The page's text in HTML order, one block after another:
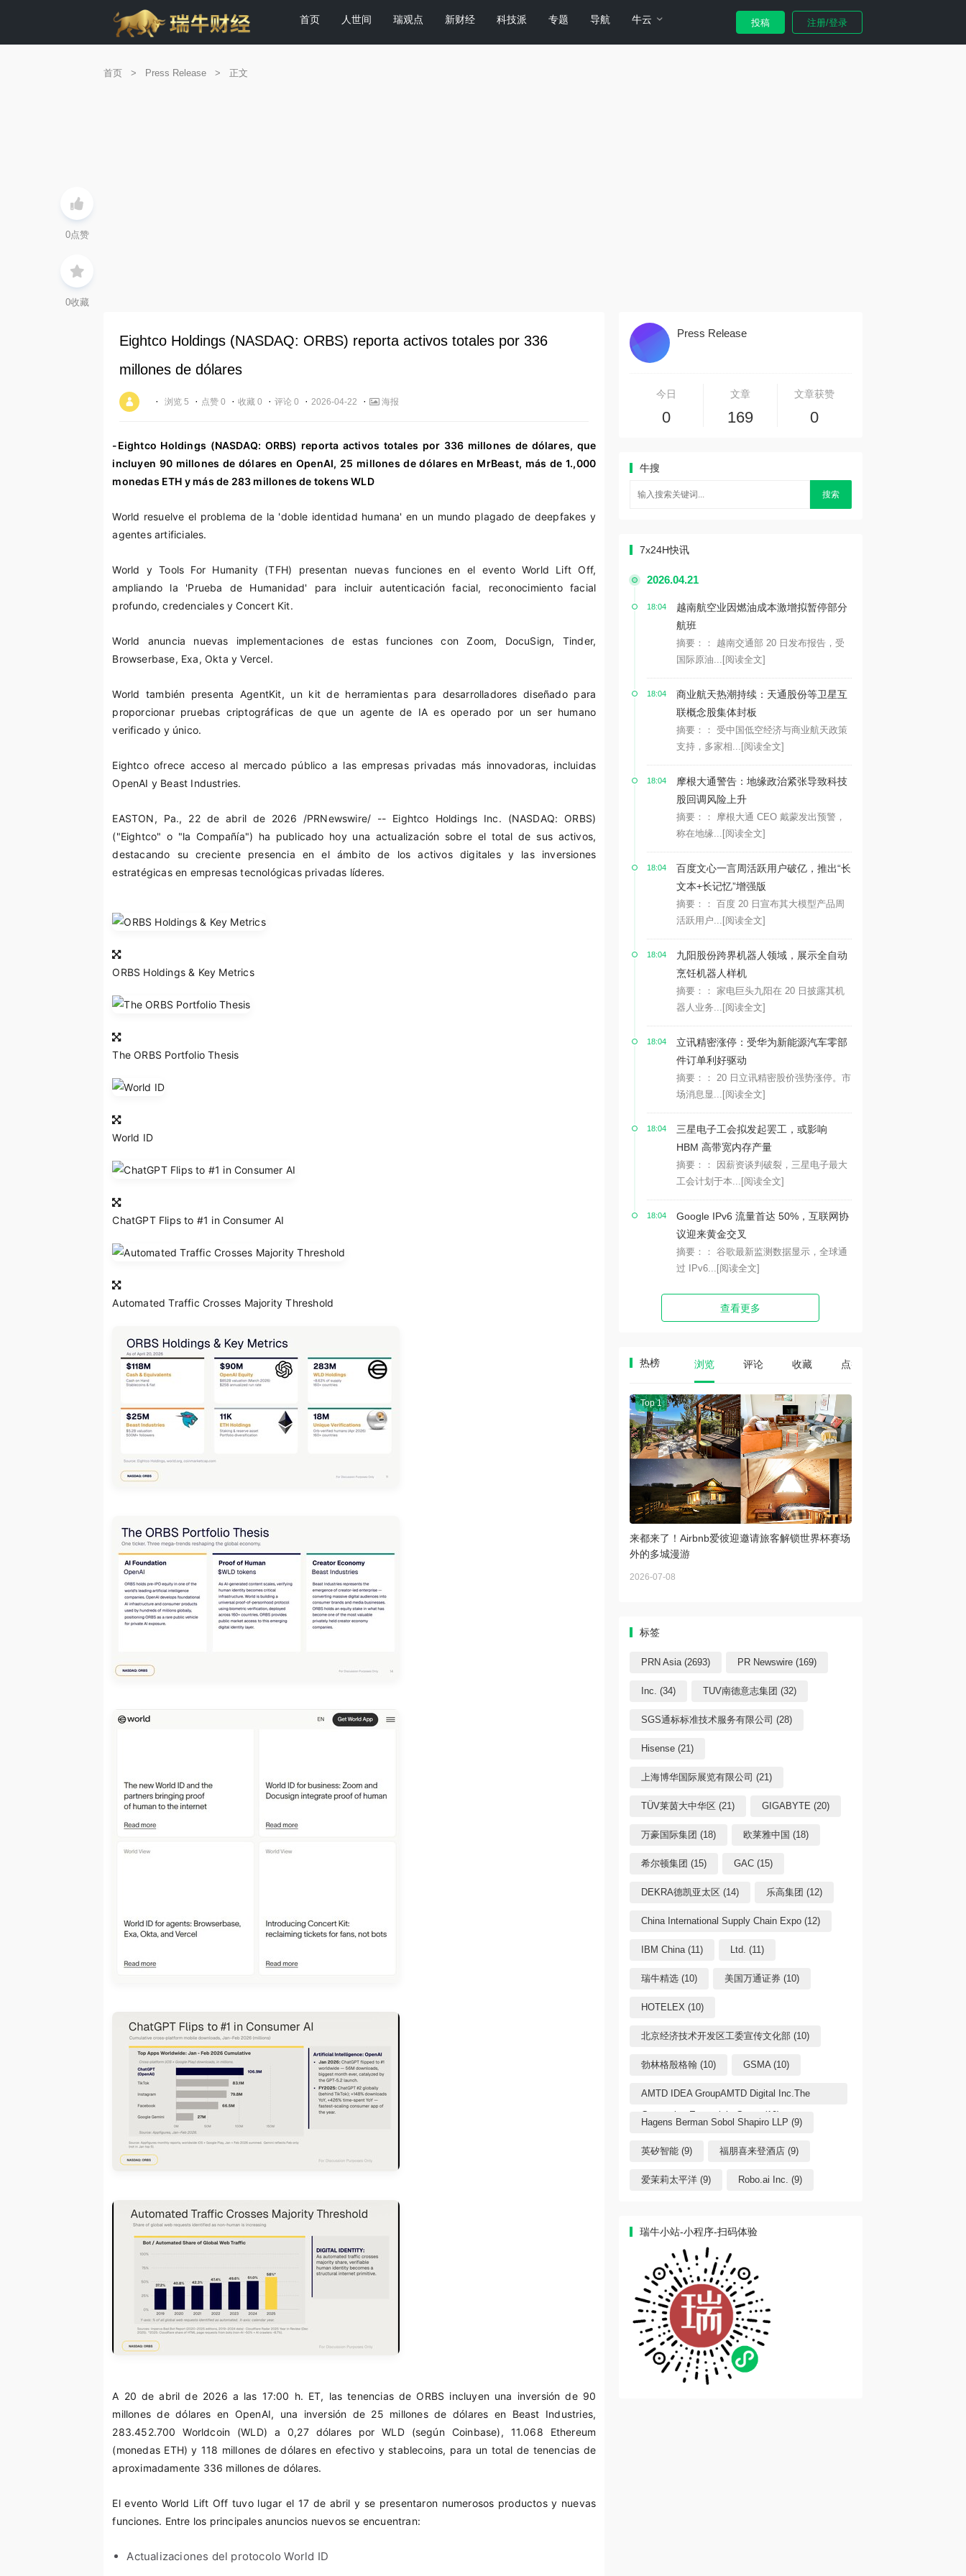
首页 人世间 瑞观点 新财经 科技派 专题 导航 牛云 投稿 注册/登录
0点赞
0收藏
首页 > Press Release > 正文
Eightco Holdings (NASDAQ: ORBS) reporta activos totales por 336
millones de dólares
· 浏览 5 · 点赞 0 · 收藏 0 · 评论 0 · 2026-04-22 · 海报
-Eightco Holdings (NASDAQ: ORBS) reporta activos totales por 336 millones de dólares, que
incluyen 90 millones de dólares en OpenAI, 25 millones de dólares en MrBeast, más de 1.,000
monedas ETH y más de 283 millones de tokens WLD
World resuelve el problema de la 'doble identidad humana' en un mundo plagado de deepfakes y
agentes artificiales.
World y Tools For Humanity (TFH) presentan nuevas funciones en el evento World Lift Off,
ampliando la 'Prueba de Humanidad' para incluir autenticación facial, reconocimiento facial
profundo, credenciales y Concert Kit.
World anuncia nuevas implementaciones de estas funciones con Zoom, DocuSign, Tinder,
Browserbase, Exa, Okta y Vercel.
World también presenta AgentKit, un kit de herramientas para desarrolladores diseñado para
proporcionar pruebas criptográficas de que un agente de IA es operado por un ser humano
verificado y único.
Eightco ofrece acceso al mercado público a las empresas privadas más innovadoras, incluidas
OpenAI y Beast Industries.
EASTON, Pa., 22 de abril de 2026 /PRNewswire/ -- Eightco Holdings Inc. (NASDAQ: ORBS)
("Eightco" o "la Compañía") ha publicado hoy una actualización sobre el total de sus activos,
destacando su creciente presencia en el ámbito de los activos digitales y las inversiones
estratégicas en empresas tecnológicas privadas líderes.
ORBS Holdings & Key Metrics
The ORBS Portfolio Thesis
World ID
ChatGPT Flips to #1 in Consumer AI
Automated Traffic Crosses Majority Threshold
A 20 de abril de 2026 a las 17:00 h. ET, las tenencias de ORBS incluyen una inversión de 90
millones de dólares en OpenAI, una inversión de 25 millones de dólares en Beast Industries,
283.452.700 Worldcoin (WLD) a 0,27 dólares por WLD (según Coinbase), 11.068 Ethereum
(monedas ETH) y 118 millones de dólares en efectivo y stablecoins, para un total de tenencias de
aproximadamente 336 millones de dólares.
El evento World Lift Off tuvo lugar el 17 de abril y se presentaron numerosos productos y nuevas
funciones. Entre los principales anuncios nuevos se encuentran:
Actualizaciones del protocolo World ID
Press Release
今日
0
文章
169
文章获赞
0
牛搜
搜索
7x24H快讯
2026.04.21
18:04
越南航空业因燃油成本激增拟暂停部分
航班
摘要：： 越南交通部 20 日发布报告，受
国际原油... [阅读全文]
18:04
商业航天热潮持续：天通股份等卫星互
联概念股集体封板
摘要：： 受中国低空经济与商业航天政策
支持，多家相... [阅读全文]
18:04
摩根大通警告：地缘政治紧张导致科技
股回调风险上升
摘要：： 摩根大通 CEO 戴蒙发出预警，
称在地缘... [阅读全文]
18:04
百度文心一言周活跃用户破亿，推出“长
文本+长记忆”增强版
摘要：： 百度 20 日宣布其大模型产品周
活跃用户... [阅读全文]
18:04
九阳股份跨界机器人领域，展示全自动
烹饪机器人样机
摘要：： 家电巨头九阳在 20 日披露其机
器人业务... [阅读全文]
18:04
立讯精密涨停：受华为新能源汽车零部
件订单利好驱动
摘要：： 20 日立讯精密股价强势涨停。市
场消息显... [阅读全文]
18:04
三星电子工会拟发起罢工，或影响
HBM 高带宽内存产量
摘要：： 因薪资谈判破裂，三星电子最大
工会计划于本... [阅读全文]
18:04
Google IPv6 流量首达 50%，互联网协
议迎来黄金交叉
摘要：： 谷歌最新监测数据显示，全球通
过 IPv6... [阅读全文]
查看更多
热榜 浏览 评论 收藏 点赞
Top 1
来都来了！Airbnb爱彼迎邀请旅客解锁世界杯赛场
外的多城漫游
2026-07-08
标签
PRN Asia (2693) PR Newswire (169)
Inc. (34) TUV南德意志集团 (32)
SGS通标标准技术服务有限公司 (28)
Hisense (21)
上海博华国际展览有限公司 (21)
TÜV莱茵大中华区 (21) GIGABYTE (20)
万豪国际集团 (18) 欧莱雅中国 (18)
希尔顿集团 (15) GAC (15)
DEKRA德凯亚太区 (14) 乐高集团 (12)
China International Supply Chain Expo (12)
IBM China (11) Ltd. (11)
瑞牛精选 (10) 美国万通证券 (10)
HOTELEX (10)
北京经济技术开发区工委宣传文化部 (10)
勃林格殷格翰 (10) GSMA (10)
AMTD IDEA GroupAMTD Digital Inc.The
Generation Essentials Group (10)
Hagens Berman Sobol Shapiro LLP (9)
英矽智能 (9) 福朋喜来登酒店 (9)
爱茉莉太平洋 (9) Robo.ai Inc. (9)
瑞牛小站-小程序-扫码体验